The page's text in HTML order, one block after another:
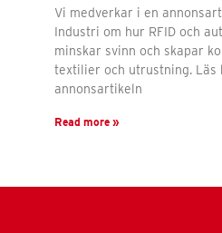
Vi medverkar i en
Industri om hur RFID och
minskar svinn och skapar
textilier och utrustning. Läs
annonsartikeln
Read more »